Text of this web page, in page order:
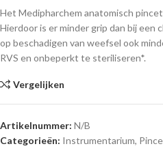
Het Medipharchem anatomisch
Hierdoor is er minder grip dan bij een
op beschadigen van weefsel ook
RVS en onbeperkt te steriliseren*.
Vergelijken
Artikelnummer: N/B
Categorieën: Instrumentarium,